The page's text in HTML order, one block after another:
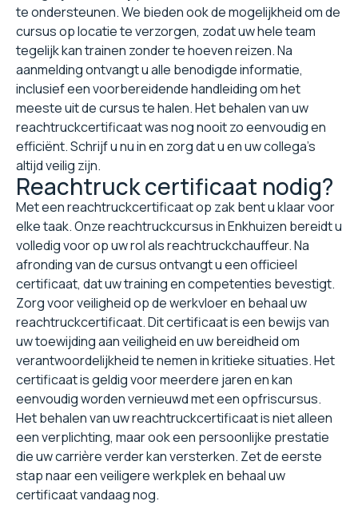
te ondersteunen. We bieden ook de mogelijkheid om de
cursus op locatie te verzorgen, zodat uw hele team
tegelijk kan trainen zonder te hoeven reizen. Na
aanmelding ontvangt u alle benodigde informatie,
inclusief een voorbereidende handleiding om het
meeste uit de cursus te halen. Het behalen van uw
reachtruckcertificaat was nog nooit zo eenvoudig en
efficiënt. Schrijf u nu in en zorg dat u en uw collega's
altijd veilig zijn.
Reachtruck certificaat nodig?
Met een reachtruckcertificaat op zak bent u klaar voor
elke taak. Onze reachtruckcursus in Enkhuizen bereidt u
volledig voor op uw rol als reachtruckchauffeur. Na
afronding van de cursus ontvangt u een officieel
certificaat, dat uw training en competenties bevestigt.
Zorg voor veiligheid op de werkvloer en behaal uw
reachtruckcertificaat. Dit certificaat is een bewijs van
uw toewijding aan veiligheid en uw bereidheid om
verantwoordelijkheid te nemen in kritieke situaties. Het
certificaat is geldig voor meerdere jaren en kan
eenvoudig worden vernieuwd met een opfriscursus.
Het behalen van uw reachtruckcertificaat is niet alleen
een verplichting, maar ook een persoonlijke prestatie
die uw carrière verder kan versterken. Zet de eerste
stap naar een veiligere werkplek en behaal uw
certificaat vandaag nog.